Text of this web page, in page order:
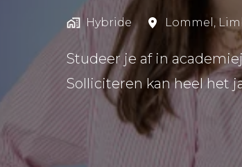
Hybride Lommel ,
Studeer je af in
Solliciteren kan heel het